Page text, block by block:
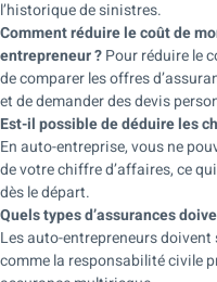
l’historique de sinistres.
Comment réduire le coût de
entrepreneur ?Pour réduire le
de comparer les offres
et de demander des devis
Est-il possible de déduire les
En auto-entreprise, vous ne
de votre chiffre d’affaires, ce
dès le départ.
Quels types d’assurances
Les auto-entrepreneurs
comme la responsabilité civile